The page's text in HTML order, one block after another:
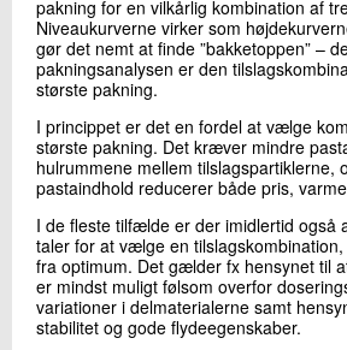
pakning for en vilkårlig kombination af
Niveaukurverne virker som
gør det nemt at finde ”bakketoppen” –
pakningsanalysen er den
største pakning.
I princippet er det en fordel at vælge
største pakning. Det kræver mindre
hulrummene mellem tilslagspartiklerne,
pastaindhold reducerer både pris,
I de fleste tilfælde er der imidlertid også
taler for at vælge en
fra optimum. Det gælder fx hensynet til
er mindst muligt følsom overfor
variationer i delmaterialerne samt
stabilitet og gode flydeegenskaber.